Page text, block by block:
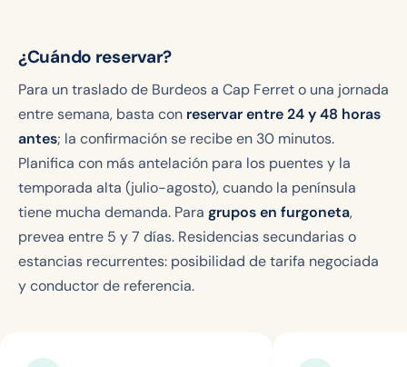
¿Cuándo reservar?
Para un traslado de Burdeos a Cap Ferret o una jornada
entre semana, basta con reservar entre 24 y 48 horas
antes; la confirmación se recibe en 30 minutos.
Planifica con más antelación para los puentes y la
temporada alta (julio-agosto), cuando la península
tiene mucha demanda. Para grupos en furgoneta,
prevea entre 5 y 7 días. Residencias secundarias o
estancias recurrentes: posibilidad de tarifa negociada
y conductor de referencia.